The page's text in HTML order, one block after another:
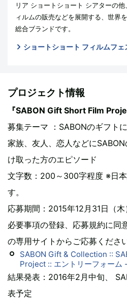
リア ショートショート シアターの
ィルムの販売などを展開する、世界
総合ブランドです。
ショートショート フィルムフ
プロジェクト情報
『SABON Gift Short Film
募集テーマ ：SABONのギフト
家族、友人、恋人などに
け取った方のエピソード
文字数：200～300字程度 ※日
す。
応募期間：2015年12月31日（
必要事項の登録、応募規約に同
の専用サイトからご応募ください
SABON Gift & Collection ::
Project :: エントリーフォーム
結果発表：2016年2月中旬、
表予定